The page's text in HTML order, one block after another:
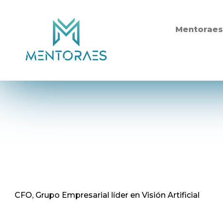
Mentoraes
CFO, Grupo Empresarial líder en Visión Artificial